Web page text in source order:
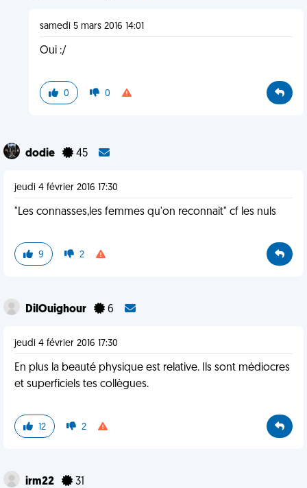
samedi 5 mars 2016 14:01
Oui :/
0 0
dodie 45
jeudi 4 février 2016 17:30
"Les connasses,les femmes qu'on reconnait" cf les nuls
9 2
DilOuighour 6
jeudi 4 février 2016 17:30
En plus la beauté physique est relative. Ils sont médiocres
et superficiels tes collègues.
12 2
irm22 31